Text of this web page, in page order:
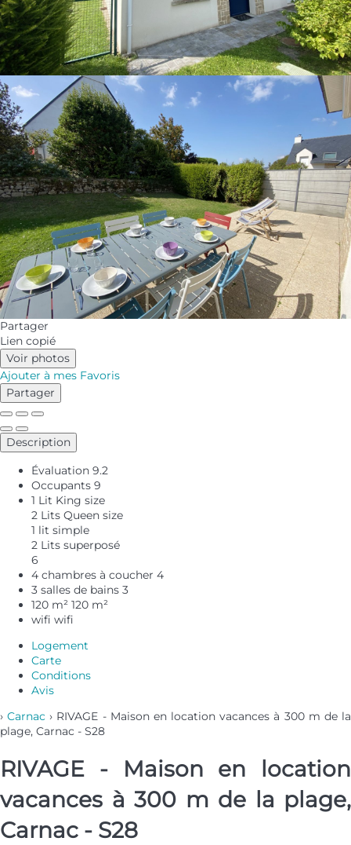
Partager
Lien copié
Voir photos
Ajouter à mes Favoris
Partager
Description
Évaluation 9.2
Occupants 9
1 Lit King size
2 Lits Queen size
1 lit simple
2 Lits superposé
6
4 chambres à coucher 4
3 salles de bains 3
120 m² 120 m²
wifi wifi
Logement
Carte
Conditions
Avis
›Carnac › RIVAGE - Maison en location vacances à 300 m de la
plage, Carnac - S28
RIVAGE - Maison en location
vacances à 300 m de la plage,
Carnac - S28